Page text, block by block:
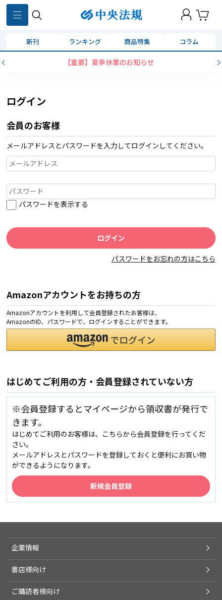
新刊 ランキング 商品特集 コラム
【重要】夏季休業のお知らせ
ログイン
会員のお客様
メールアドレスとパスワードを入力してログインしてください。
パスワードを表示する
パスワードをお忘れの方はこちら
Amazonアカウントをお持ちの方
Amazonアカウントを利用して会員登録されたお客様は、
AmazonのID、パスワードで、ログインすることができます。
はじめてご利用の方・会員登録されていない方
※会員登録するとマイページから領収書が発行で
きます。
はじめてご利用のお客様は、こちらから会員登録を行ってくだ
さい。
メールアドレスとパスワードを登録しておくと便利にお買い物
ができるようになります。
企業情報
書店様向け
ご購読者様向け